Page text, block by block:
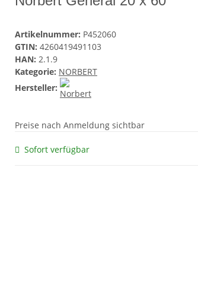
Artikelnummer: P452060
GTIN: 4260419491103
HAN: 2.1.9
Kategorie: NORBERT
Hersteller:
Preise nach Anmeldung sichtbar
Sofort verfügbar